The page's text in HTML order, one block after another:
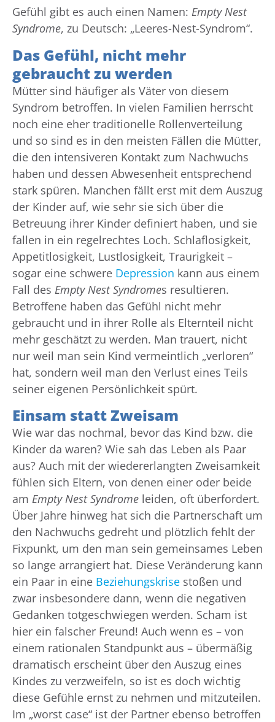
Gefühl gibt es auch einen Namen: Empty Nest
Syndrome, zu Deutsch: „Leeres-Nest-Syndrom“.
Das Gefühl, nicht mehr
gebraucht zu werden
Mütter sind häufiger als Väter von diesem
Syndrom betroffen. In vielen Familien herrscht
noch eine eher traditionelle Rollenverteilung
und so sind es in den meisten Fällen die Mütter,
die den intensiveren Kontakt zum Nachwuchs
haben und dessen Abwesenheit entsprechend
stark spüren. Manchen fällt erst mit dem Auszug
der Kinder auf, wie sehr sie sich über die
Betreuung ihrer Kinder definiert haben, und sie
fallen in ein regelrechtes Loch. Schlaflosigkeit,
Appetitlosigkeit, Lustlosigkeit, Traurigkeit –
sogar eine schwere Depression kann aus einem
Fall des Empty Nest Syndromes resultieren.
Betroffene haben das Gefühl nicht mehr
gebraucht und in ihrer Rolle als Elternteil nicht
mehr geschätzt zu werden. Man trauert, nicht
nur weil man sein Kind vermeintlich „verloren“
hat, sondern weil man den Verlust eines Teils
seiner eigenen Persönlichkeit spürt.
Einsam statt Zweisam
Wie war das nochmal, bevor das Kind bzw. die
Kinder da waren? Wie sah das Leben als Paar
aus? Auch mit der wiedererlangten Zweisamkeit
fühlen sich Eltern, von denen einer oder beide
am Empty Nest Syndrome leiden, oft überfordert.
Über Jahre hinweg hat sich die Partnerschaft um
den Nachwuchs gedreht und plötzlich fehlt der
Fixpunkt, um den man sein gemeinsames Leben
so lange arrangiert hat. Diese Veränderung kann
ein Paar in eine Beziehungskrise stoßen und
zwar insbesondere dann, wenn die negativen
Gedanken totgeschwiegen werden. Scham ist
hier ein falscher Freund! Auch wenn es – von
einem rationalen Standpunkt aus – übermäßig
dramatisch erscheint über den Auszug eines
Kindes zu verzweifeln, so ist es doch wichtig
diese Gefühle ernst zu nehmen und mitzuteilen.
Im „worst case“ ist der Partner ebenso betroffen